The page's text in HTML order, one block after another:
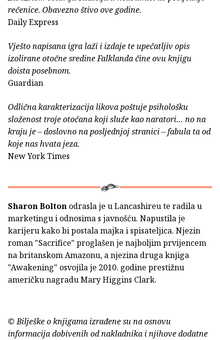
rečenice. Obavezno štivo ove godine.
Daily Express
Vješto napisana igra laži i izdaje te upečatljiv opis
izolirane otočne sredine Falklanda čine ovu knjigu
doista posebnom.
Guardian
Odlična karakterizacija likova poštuje psihološku
složenost troje otočana koji služe kao naratori… no na
kraju je – doslovno na posljednjoj stranici – fabula ta od
koje nas hvata jeza.
New York Times
Sharon Bolton odrasla je u Lancashireu te radila u
marketingu i odnosima s javnošću. Napustila je
karijeru kako bi postala majka i spisateljica. Njezin
roman "Sacrifice" proglašen je najboljim prvijencem
na britanskom Amazonu, a njezina druga knjiga
"Awakening" osvojila je 2010. godine prestižnu
američku nagradu Mary Higgins Clark.
© Bilješke o knjigama izrađene su na osnovu
informacija dobivenih od nakladnika i njihove dodatne